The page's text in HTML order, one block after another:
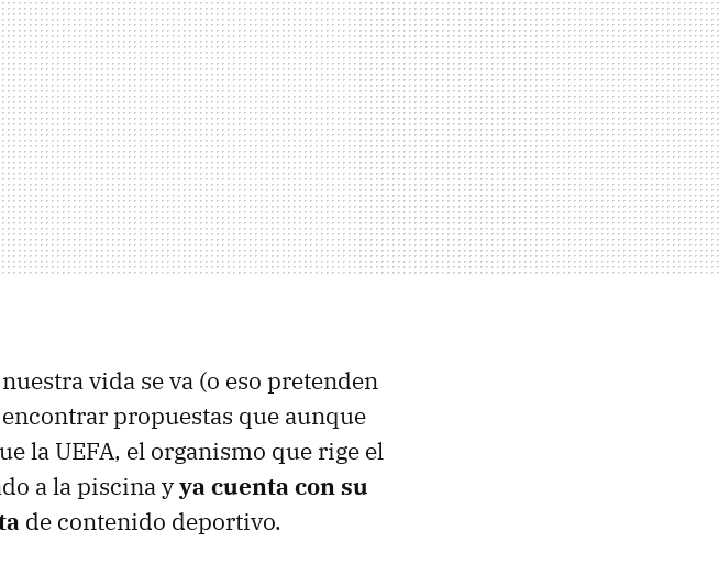
vida se va (o eso pretenden
propuestas que aunque
la UEFA, el organismo que rige el
a la piscina yya cuenta con su
de contenido deportivo.